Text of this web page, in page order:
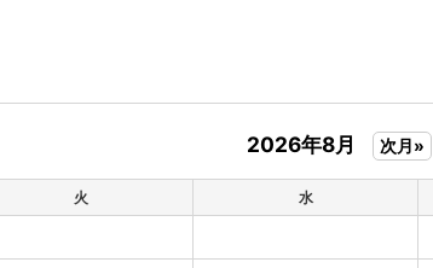
2026年8月 次月»
火 水